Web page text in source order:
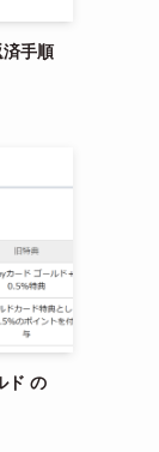
手順
ド の